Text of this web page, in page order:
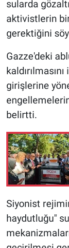
sularda
aktivistlerin
gerektiğini
Gazze'deki
girişlerine
belirtti.
Siyonist
haydutluğu"